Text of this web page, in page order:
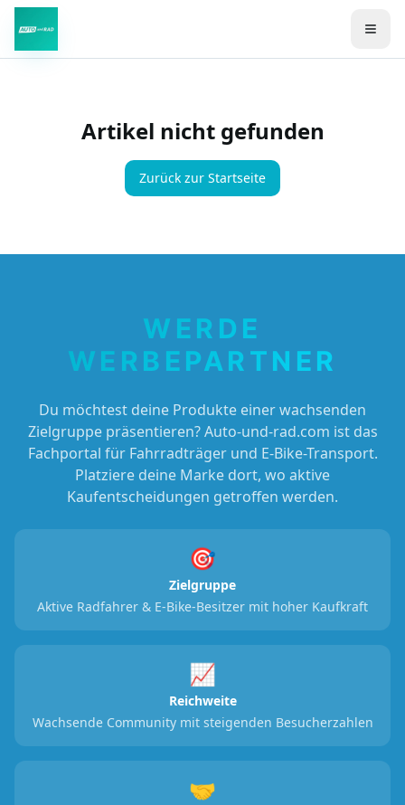
Zum Hauptinhalt springen
Artikel nicht gefunden
Zurück zur Startseite
WERDE
WERBEPARTNER
Du möchtest deine Produkte einer wachsenden
Zielgruppe präsentieren? Auto-und-rad.com ist das
Fachportal für Fahrradträger und E-Bike-Transport.
Platziere deine Marke dort, wo aktive
Kaufentscheidungen getroffen werden.
🎯
Zielgruppe
Aktive Radfahrer & E-Bike-Besitzer mit hoher Kaufkraft
📈
Reichweite
Wachsende Community mit steigenden Besucherzahlen
🤝